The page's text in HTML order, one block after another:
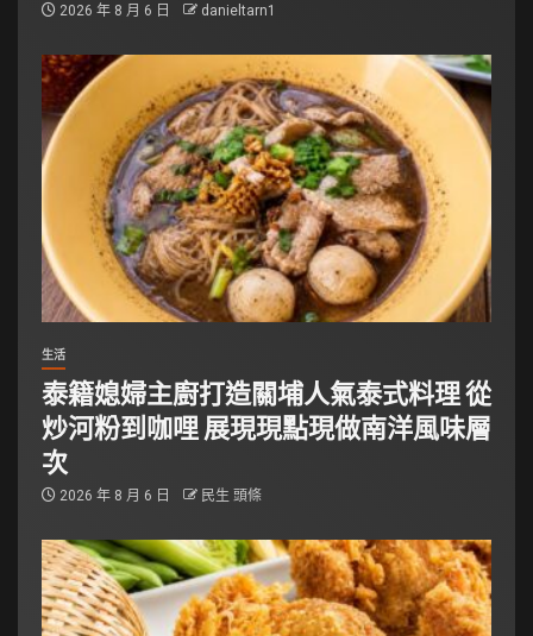
2026 年 8 月 6 日 danieltarn1
生活
泰籍媳婦主廚打造關埔人氣泰式料理 從
炒河粉到咖哩 展現現點現做南洋風味層
次
2026 年 8 月 6 日 民生 頭條